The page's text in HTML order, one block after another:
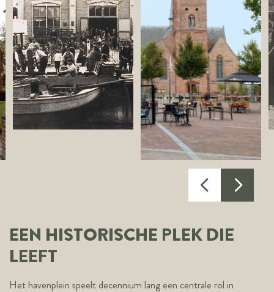
EEN HISTORISCHE PLEK DIE
LEEFT
Het havenplein speelt decennium lang een centrale rol in